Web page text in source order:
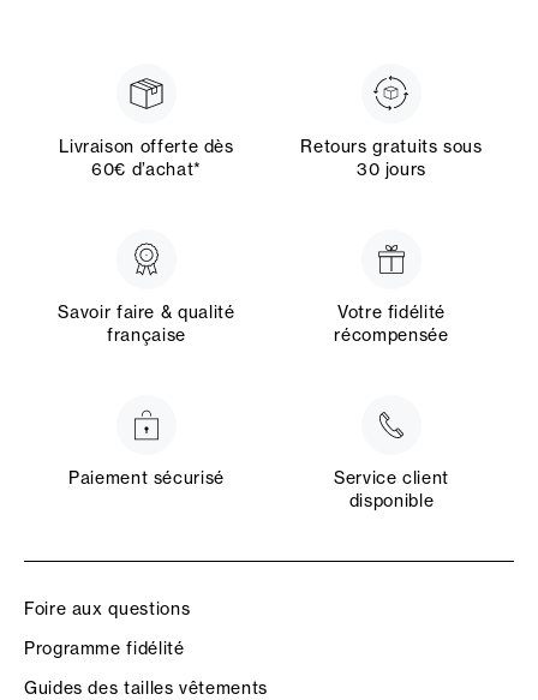
Livraison offerte dès
60€ d’achat*
Retours gratuits sous
30 jours
Savoir faire & qualité
française
Votre fidélité
récompensée
Paiement sécurisé
Service client
disponible
Foire aux questions
Programme fidélité
Guides des tailles vêtements